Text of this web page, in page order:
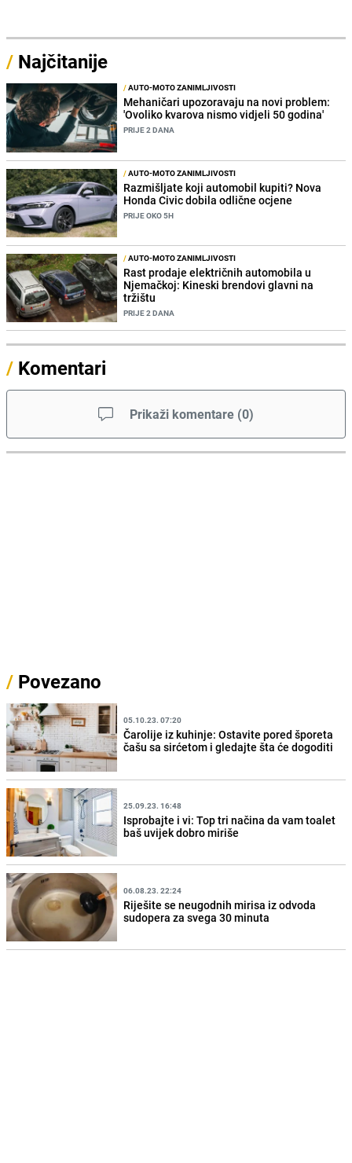
/ Najčitanije
/AUTO-MOTO ZANIMLJIVOSTI
Mehaničari upozoravaju na novi problem:
'Ovoliko kvarova nismo vidjeli 50 godina'
PRIJE 2 DANA
/AUTO-MOTO ZANIMLJIVOSTI
Razmišljate koji automobil kupiti? Nova
Honda Civic dobila odlične ocjene
PRIJE OKO 5H
/AUTO-MOTO ZANIMLJIVOSTI
Rast prodaje električnih automobila u
Njemačkoj: Kineski brendovi glavni na
tržištu
PRIJE 2 DANA
/ Komentari
Prikaži komentare (0)
/ Povezano
05.10.23. 07:20
Čarolije iz kuhinje: Ostavite pored šporeta
čašu sa sirćetom i gledajte šta će dogoditi
25.09.23. 16:48
Isprobajte i vi: Top tri načina da vam toalet
baš uvijek dobro miriše
06.08.23. 22:24
Riješite se neugodnih mirisa iz odvoda
sudopera za svega 30 minuta